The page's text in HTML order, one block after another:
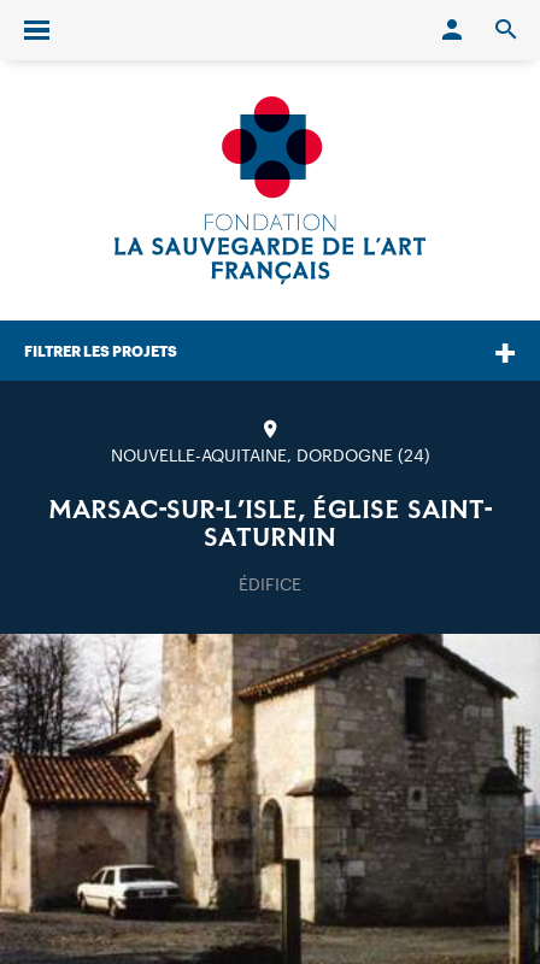
Ouvrir/fermer le menu
FILTRER LES PROJETS
NOUVELLE-AQUITAINE, DORDOGNE (24)
MARSAC-SUR-L’ISLE, ÉGLISE SAINT-
SATURNIN
ÉDIFICE